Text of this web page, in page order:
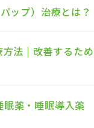
ップ）治療とは？
法 | 改善するため
薬・睡眠導入薬